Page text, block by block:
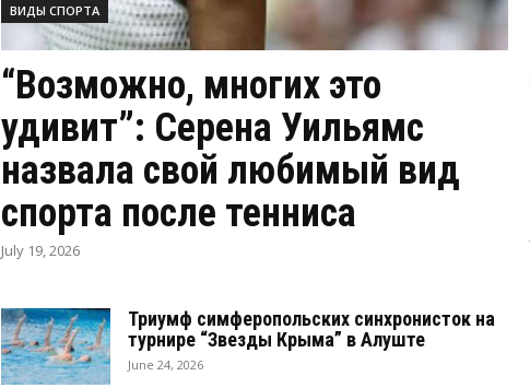
ВИДЫ СПОРТА
“Возможно, многих это
удивит”: Серена Уильямс
назвала свой любимый вид
спорта после тенниса
July 19, 2026
Триумф симферопольских синхронисток на
турнире “Звезды Крыма” в Алуште
June 24, 2026